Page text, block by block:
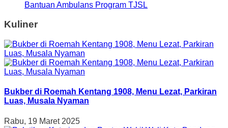
Bantuan Ambulans Program TJSL
Kuliner
Bukber di Roemah Kentang 1908, Menu Lezat, Parkiran
Luas, Musala Nyaman
Rabu, 19 Maret 2025